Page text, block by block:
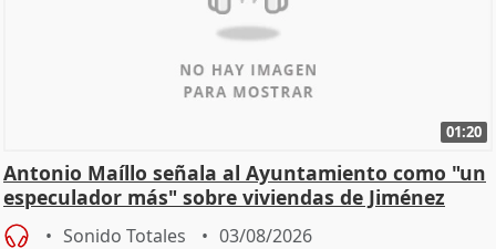
01:20
Antonio Maíllo señala al Ayuntamiento como "un
especulador más" sobre viviendas de Jiménez
Becerril
Sonido Totales 03/08/2026